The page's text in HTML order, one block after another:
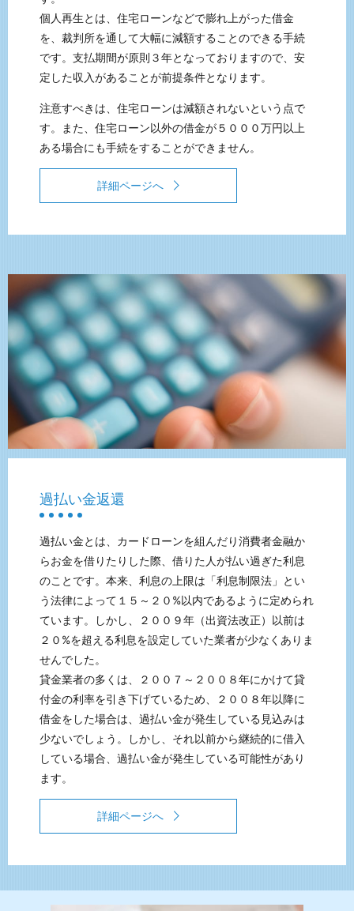
個人再生とは、住宅ローンなどで膨れ上がった借金
を、裁判所を通して大幅に減額することのできる手続
です。支払期間が原則３年となっておりますので、安
定した収入があることが前提条件となります。
注意すべきは、住宅ローンは減額されないという点で
す。また、住宅ローン以外の借金が５０００万円以上
ある場合にも手続をすることができません。
詳細ページへ
過払い金返還
過払い金とは、カードローンを組んだり消費者金融か
らお金を借りたりした際、借りた人が払い過ぎた利息
のことです。本来、利息の上限は「利息制限法」とい
う法律によって１５～２０%以内であるように定められ
ています。しかし、２００９年（出資法改正）以前は
２０%を超える利息を設定していた業者が少なくありま
せんでした。
貸金業者の多くは、２００７～２００８年にかけて貸
付金の利率を引き下げているため、２００８年以降に
借金をした場合は、過払い金が発生している見込みは
少ないでしょう。しかし、それ以前から継続的に借入
している場合、過払い金が発生している可能性があり
ます。
詳細ページへ